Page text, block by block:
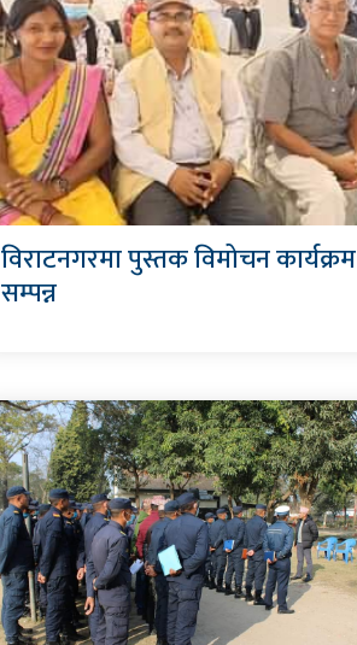
विराटनगरमा पुस्तक विमोचन कार्यक्रम
सम्पन्न